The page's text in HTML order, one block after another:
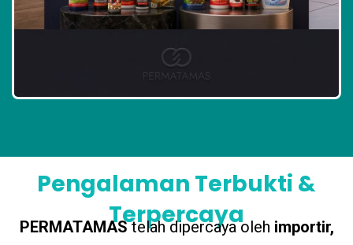
Pengalaman Terbukti &
Terpercaya
PERMATAMAStelah dipercaya oleh importir,